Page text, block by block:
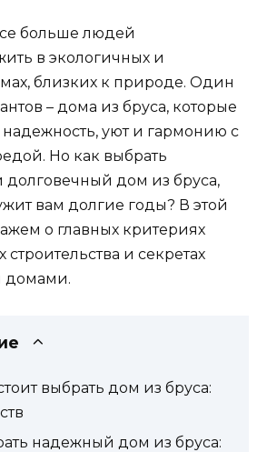
больше людей
в экологичных и
близких к природе. Один
– дома из бруса, которые
надежность, уют и гармонию с
Но как выбрать
долговечный дом из бруса,
вам долгие годы? В этой
о главных критериях
и секретах
домами.
выбрать дом из бруса:
надежный дом из бруса: